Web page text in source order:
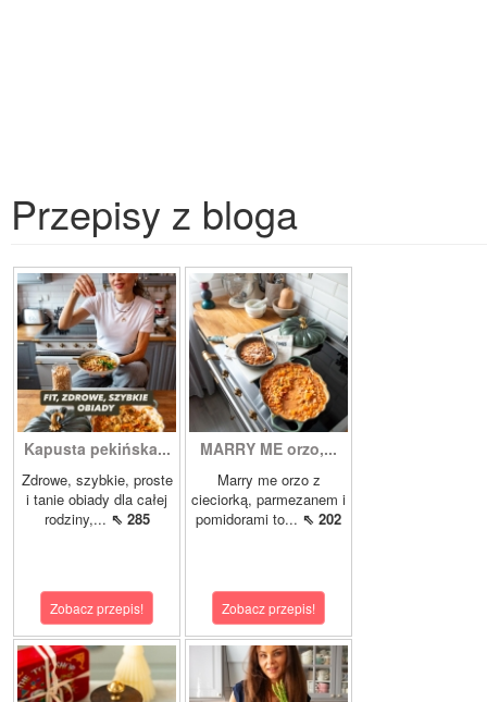
Przepisy z bloga
Kapusta pekińska...
Zdrowe, szybkie, proste
i tanie obiady dla całej
rodziny,... ⇖ 285
Zobacz przepis!
MARRY ME orzo,...
Marry me orzo z
cieciorką, parmezanem i
pomidorami to... ⇖ 202
Zobacz przepis!